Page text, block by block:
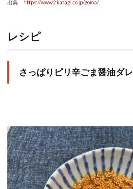
出典 https://www2.katagi.co.jp/goma/
レシピ
さっぱりピリ辛ごま醤油ダレ